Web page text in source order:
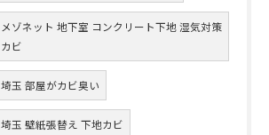
メゾネット 地下室 コンクリート下地 湿気対策
カビ
埼玉 部屋がカビ臭い
埼玉 壁紙張替え 下地カビ